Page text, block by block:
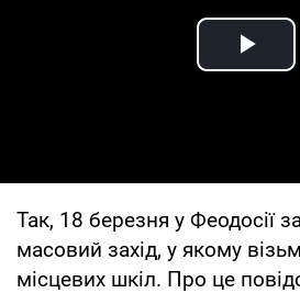
Так, 18 березня у Феодосії
масовий захід, у якому
місцевих шкіл. Про це